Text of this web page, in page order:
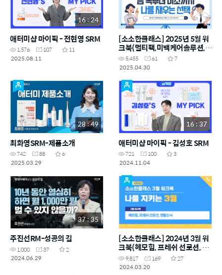
16 : 24
애터미샵 마이픽 - 전현영 SRM
1,576 107
11
2025.08.11
[소소한클래스] 2025년 5월 워
크북(멀티팩,미백케어솔루션,덴
탈소닉,치약,SALES1)
5,455 61
7
2025.04.30
28 : 49
최화영SRM-제품소개
742 88
6
2025.03.29
16 : 37
애터미샵 마이픽 - 김성호 SRM
721 100
3
2024.11.04
37 : 35
주진선RM-성공의 길
1,000 37
2
2024.06.29
[소소한클래스] 2024년 3월 워
크북(헤모힘, 프레쉬 선로션, 덴
탈소닉)
9,817 169
27
2024.03.20